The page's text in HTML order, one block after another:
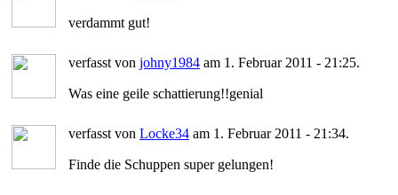
verdammt gut!
verfasst von johny1984 am 1. Februar 2011 - 21:25.
Was eine geile schattierung!!genial
verfasst von Locke34 am 1. Februar 2011 - 21:34.
Finde die Schuppen super gelungen!